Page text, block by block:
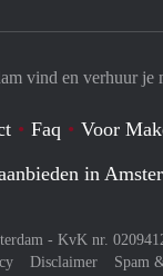
vind en verhuur je
Faq
Voor
in
- KvK nr.
Disclaimer Spam